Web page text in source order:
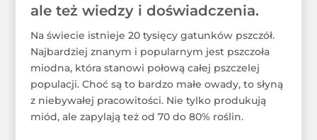
ale też wiedzy i doświadczenia.
Na świecie istnieje 20 tysięcy gatunków pszczół.
Najbardziej znanym i popularnym jest pszczoła
miodna, która stanowi połową całej pszczelej
populacji. Choć są to bardzo małe owady, to słyną
z niebywałej pracowitości. Nie tylko produkują
miód, ale zapylają też od 70 do 80% roślin.